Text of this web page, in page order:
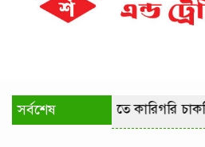
সর্বশেষ রাজধানীতে কারিগরি